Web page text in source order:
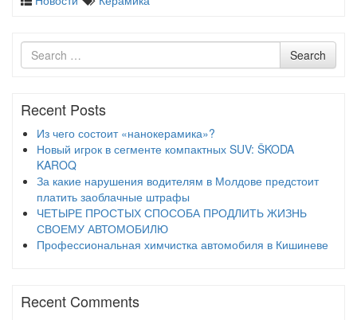
Search
for
Search
Recent Posts
Из чего состоит «нанокерамика»?
Новый игрок в сегменте компактных SUV: ŠKODA
KAROQ
За какие нарушения водителям в Молдове предстоит
платить заоблачные штрафы
ЧЕТЫРЕ ПРОСТЫХ СПОСОБА ПРОДЛИТЬ ЖИЗНЬ
СВОЕМУ АВТОМОБИЛЮ
Профессиональная химчистка автомобиля в Кишиневе
Recent Comments